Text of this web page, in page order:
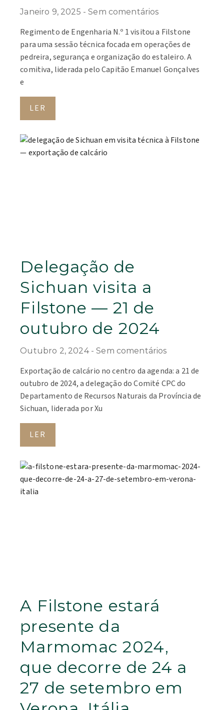
Janeiro 9, 2025 Sem comentários
Regimento de Engenharia N.º 1 visitou a Filstone
para uma sessão técnica focada em operações de
pedreira, segurança e organização do estaleiro. A
comitiva, liderada pelo Capitão Emanuel Gonçalves
e
LER
Delegação de
Sichuan visita a
Filstone — 21 de
outubro de 2024
Outubro 2, 2024 Sem comentários
Exportação de calcário no centro da agenda: a 21 de
outubro de 2024, a delegação do Comité CPC do
Departamento de Recursos Naturais da Província de
Sichuan, liderada por Xu
LER
A Filstone estará
presente da
Marmomac 2024,
que decorre de 24 a
27 de setembro em